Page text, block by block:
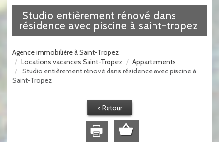
studio entièrement rénové dans
résidence avec piscine à saint-tropez
Agence immobilière à Saint-Tropez
Locations vacances Saint-Tropez
Appartements
Studio entièrement rénové dans résidence avec piscine à
Saint-Tropez
< Retour